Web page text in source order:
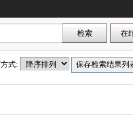
式: